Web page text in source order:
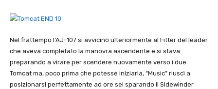
Nel frattempo l’AJ-107 si avvicinò ulteriormente al Fitter del leader
che aveva completato la manovra ascendente e si stava
preparando a virare per scendere nuovamente verso i due
Tomcat ma, poco prima che potesse iniziarla, “Music” riuscì a
posizionarsi perfettamente ad ore sei sparando il Sidewinder